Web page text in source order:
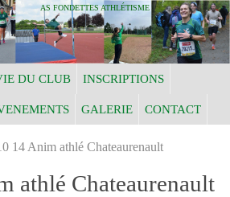
AS FONDETTES ATHLÉTISME
DU CLUB INSCRIPTIONS
GALERIE CONTACT
14 Anim athlé Chateaurenault
athlé Chateaurenault